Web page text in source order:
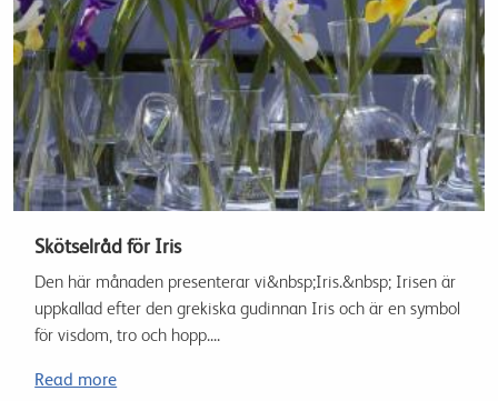
Skötselråd för Iris
Den här månaden presenterar vi&nbsp;Iris.&nbsp; Irisen är
uppkallad efter den grekiska gudinnan Iris och är en symbol
för visdom, tro och hopp....
Read more